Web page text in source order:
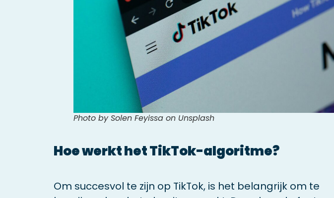
Photo by Solen Feyissa on Unsplash
Hoe werkt het TikTok-algoritme?
Om succesvol te zijn op TikTok, is het belangrijk om te